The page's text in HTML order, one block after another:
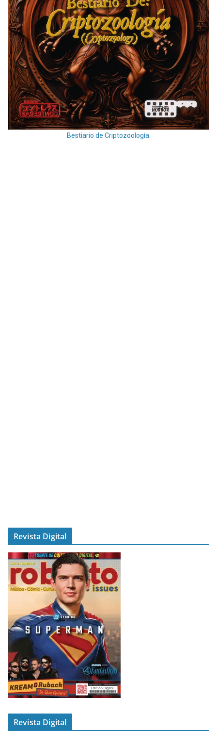
Bestiario de Criptozoología.
Revista Digital
Revista Digital